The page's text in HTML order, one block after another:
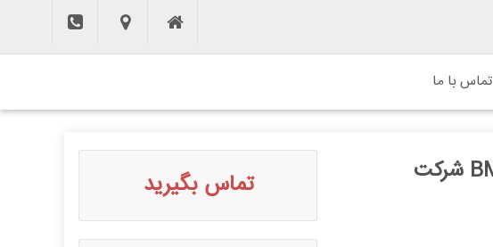
تماس با ما
بن ماری ( حمام آب ) سری 30 BM شرکت
تماس بگیرید